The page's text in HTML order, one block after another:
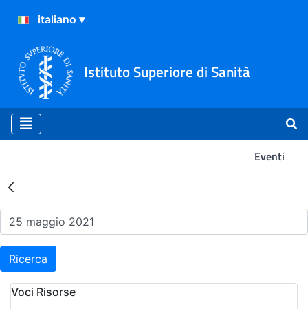
Istituto Superiore di Sanità
Eventi
Risultati della Ricerca -
Ricerca
Voci Risorse